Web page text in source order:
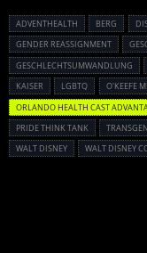
ADVENTHEALTH BERG
GENDER REASSIGNMENT
GESCHLECHTSUMWANDLUNG
KAISER
LGBTQ O'KEEFE
ORLANDO HEALTH CAST
PRIDE THINK TANK
WALT DISNEY
WALT DISNEY